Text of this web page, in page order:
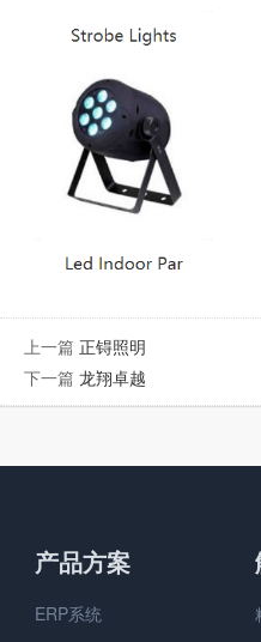
上一篇 正锝照明
下一篇 龙翔卓越
产品方案
ERP系统